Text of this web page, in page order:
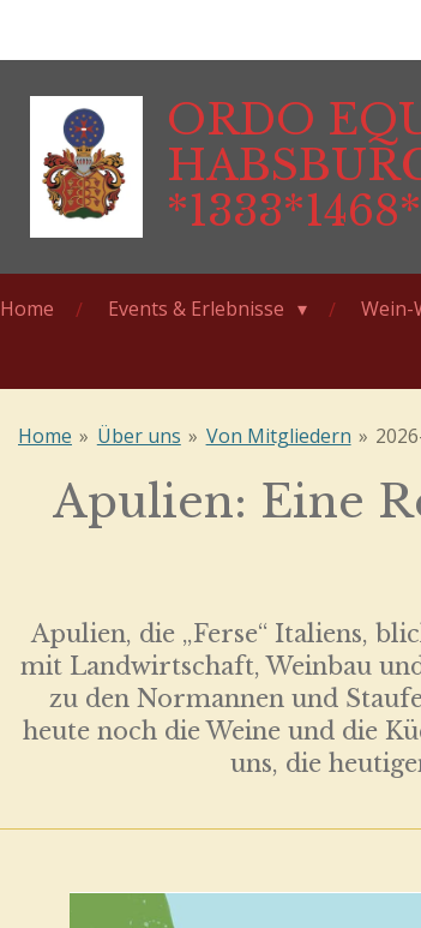
ORDO
Home Events & Erlebnisse Wein-
Home » Über uns » Von Mitgliedern »
Apulien: Eine
Apulien, die „Ferse“ Italiens,
mit Landwirtschaft, Weinbau
zu den Normannen und
heute noch die Weine und die
uns, die